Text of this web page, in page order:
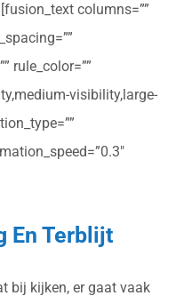
columns=””
rule_color=””
visibility,large-
En Terblijt
bij kijken, er gaat vaak